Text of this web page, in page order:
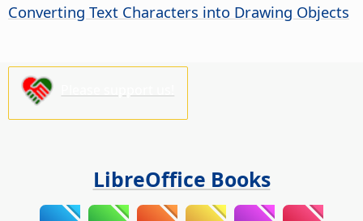
Converting Text Characters into Drawing Objects
LibreOffice Books